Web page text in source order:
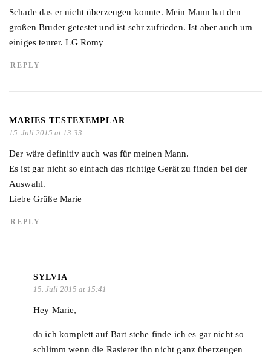
Schade das er nicht überzeugen konnte. Mein Mann hat den
großen Bruder getestet und ist sehr zufrieden. Ist aber auch um
einiges teurer. LG Romy
REPLY
MARIES TESTEXEMPLAR
15. Juli 2015 at 13:33
Der wäre definitiv auch was für meinen Mann.
Es ist gar nicht so einfach das richtige Gerät zu finden bei der
Auswahl.
Liebe Grüße Marie
REPLY
SYLVIA
15. Juli 2015 at 15:41
Hey Marie,
da ich komplett auf Bart stehe finde ich es gar nicht so
schlimm wenn die Rasierer ihn nicht ganz überzeugen